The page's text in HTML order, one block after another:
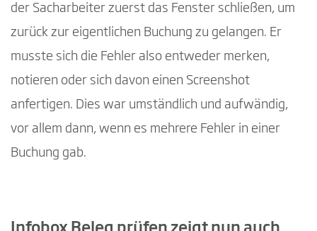
der Sacharbeiter zuerst das Fenster schließen, um
zurück zur eigentlichen Buchung zu gelangen. Er
musste sich die Fehler also entweder merken,
notieren oder sich davon einen Screenshot
anfertigen. Dies war umständlich und aufwändig,
vor allem dann, wenn es mehrere Fehler in einer
Buchung gab.